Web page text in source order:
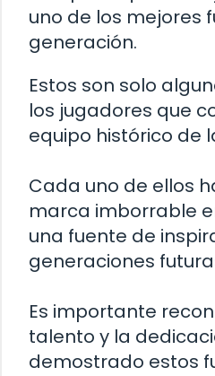
uno de los mejores
generación.
Estos son solo
los jugadores que
equipo histórico de
Cada uno de ellos
marca imborrable
una fuente de
generaciones
Es importante
talento y la
demostrado estos